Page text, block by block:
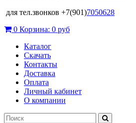
для тел.звонков +7(901)7050628
0 Корзина: 0 руб
Каталог
Скачать
Контакты
Доставка
Оплата
Личный кабинет
О компании